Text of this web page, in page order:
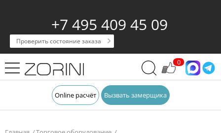
+7 495 409 45 09
Проверить состояние заказа
0
Online расчёт Вызвать замерщика